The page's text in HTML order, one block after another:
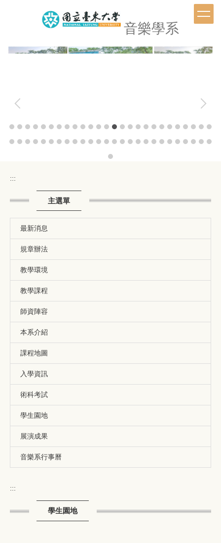
內
音樂學系
:::
主選單
最新消息
規章辦法
教學環境
教學課程
師資陣容
本系介紹
課程地圖
入學資訊
術科考試
學生園地
展演成果
音樂系行事曆
:::
學生園地